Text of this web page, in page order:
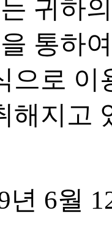
귀하
통하
으로
해지고
년 6월